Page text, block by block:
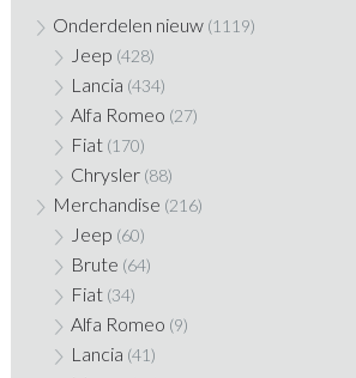
Onderdelen nieuw (1119)
Jeep (428)
Lancia (434)
Alfa Romeo (27)
Fiat (170)
Chrysler (88)
Merchandise (216)
Jeep (60)
Brute (64)
Fiat (34)
Alfa Romeo (9)
Lancia (41)